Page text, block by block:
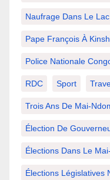
Naufrage Dans Le
Pape François À
Police Nationale
RDC Sport
Trois Ans De Mai-
Élection De
Élections Dans Le
Élections Législatives